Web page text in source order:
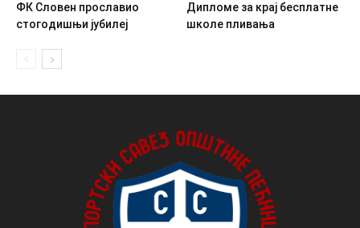
ФК Словен прославио
стогодишњи јубилеј
Дипломе за крај бесплатне
школе пливања